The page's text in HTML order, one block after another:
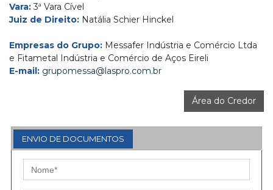
Vara:3ª Vara Cível
Juiz de Direito: Natália Schier Hinckel
Empresas do Grupo: Messafer Indústria e Comércio Ltda
e Fitametal Indústria e Comércio de Aços Eireli
E-mail: grupomessa@laspro.com.br
Área do Credor
ENVIO DE DOCUMENTOS